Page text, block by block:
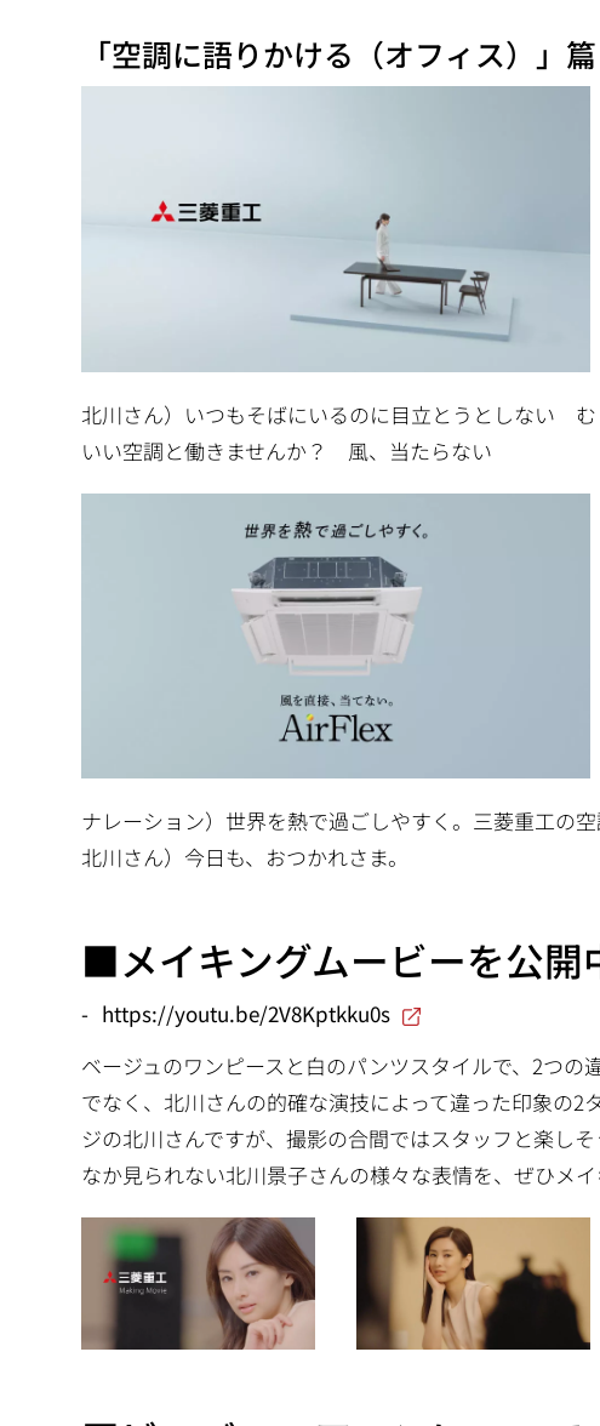
「空調に語りかける（オフィス）」
北川さん）いつもそばにいるのに目立とうとしない
いい空調と働きませんか？ 風、当たらない
ナレーション）世界を熱で過ごしやすく。三菱重工の
北川さん）今日も、おつかれさま。
■メイキングムービーを公開
https://youtu.be/2V8Kptkku0s
ベージュのワンピースと白のパンツスタイルで、2つ
でなく、北川さんの的確な演技によって違った印象の2
ジの北川さんですが、撮影の合間ではスタッフと楽し
なか見られない北川景子さんの様々な表情を、ぜひメ